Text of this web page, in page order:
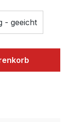
- geeicht